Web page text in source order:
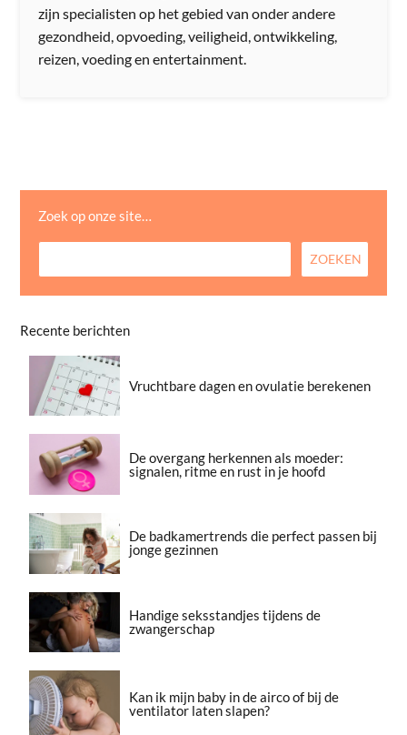
zijn specialisten op het gebied van onder andere
gezondheid, opvoeding, veiligheid, ontwikkeling,
reizen, voeding en entertainment.
Zoek op onze site…
Recente berichten
Vruchtbare dagen en ovulatie berekenen
De overgang herkennen als moeder:
signalen, ritme en rust in je hoofd
De badkamertrends die perfect passen bij
jonge gezinnen
Handige seksstandjes tijdens de
zwangerschap
Kan ik mijn baby in de airco of bij de
ventilator laten slapen?